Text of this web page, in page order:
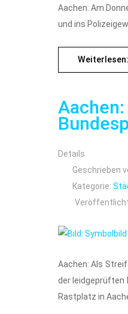
Aachen: Am
und ins
Details
Geschrieben
Kategorie:
Aachen: Als
der leidgeprüften
Rastplatz in